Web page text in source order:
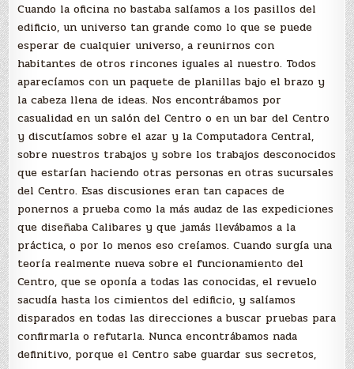
Cuando la oficina no bastaba salíamos a los pasillos del
edificio, un universo tan grande como lo que se puede
esperar de cualquier universo, a reunirnos con
habitantes de otros rincones iguales al nuestro. Todos
aparecíamos con un paquete de planillas bajo el brazo y
la cabeza llena de ideas. Nos encontrábamos por
casualidad en un salón del Centro o en un bar del Centro
y discutíamos sobre el azar y la Computadora Central,
sobre nuestros trabajos y sobre los trabajos desconocidos
que estarían haciendo otras personas en otras sucursales
del Centro. Esas discusiones eran tan capaces de
ponernos a prueba como la más audaz de las expediciones
que diseñaba Calibares y que jamás llevábamos a la
práctica, o por lo menos eso creíamos. Cuando surgía una
teoría realmente nueva sobre el funcionamiento del
Centro, que se oponía a todas las conocidas, el revuelo
sacudía hasta los cimientos del edificio, y salíamos
disparados en todas las direcciones a buscar pruebas para
confirmarla o refutarla. Nunca encontrábamos nada
definitivo, porque el Centro sabe guardar sus secretos,